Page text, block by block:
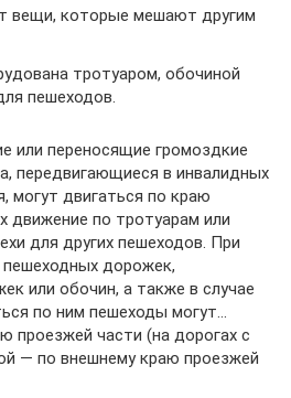
вещи, которые мешают другим
тротуаром, обочиной
пешеходов.
или переносящие громоздкие
передвигающиеся в инвалидных
могут двигаться по краю
движение по тротуарам или
для других пешеходов. При
пешеходных дорожек,
или обочин, а также в случае
по ним пешеходы могут…
проезжей части (на дорогах с
— по внешнему краю проезжей